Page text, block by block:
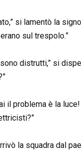
si lamentò la
sul trespolo.”
distrutti,” si
il problema è la luce!
la squadra dal